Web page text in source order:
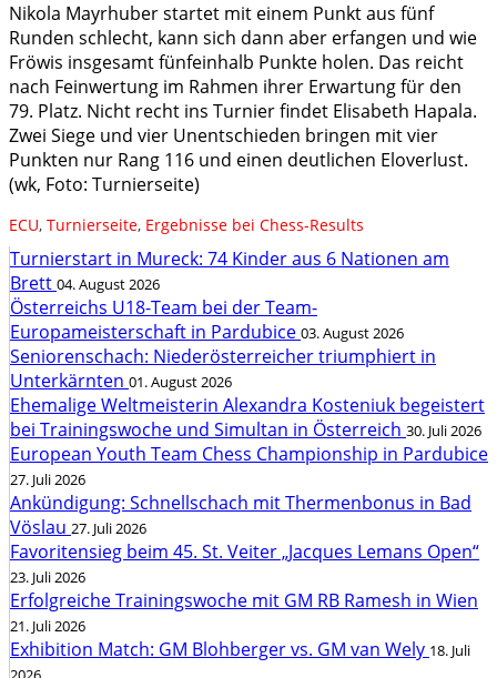
Nikola Mayrhuber startet mit einem Punkt aus fünf
Runden schlecht, kann sich dann aber erfangen und wie
Fröwis insgesamt fünfeinhalb Punkte holen. Das reicht
nach Feinwertung im Rahmen ihrer Erwartung für den
79. Platz. Nicht recht ins Turnier findet Elisabeth Hapala.
Zwei Siege und vier Unentschieden bringen mit vier
Punkten nur Rang 116 und einen deutlichen Eloverlust.
(wk, Foto: Turnierseite)
ECU, Turnierseite, Ergebnisse bei Chess-Results
Turnierstart in Mureck: 74 Kinder aus 6 Nationen am
Brett 04. August 2026
Österreichs U18-Team bei der Team-
Europameisterschaft in Pardubice 03. August 2026
Seniorenschach: Niederösterreicher triumphiert in
Unterkärnten 01. August 2026
Ehemalige Weltmeisterin Alexandra Kosteniuk begeistert
bei Trainingswoche und Simultan in Österreich 30. Juli 2026
European Youth Team Chess Championship in Pardubice
27. Juli 2026
Ankündigung: Schnellschach mit Thermenbonus in Bad
Vöslau 27. Juli 2026
Favoritensieg beim 45. St. Veiter „Jacques Lemans Open“
23. Juli 2026
Erfolgreiche Trainingswoche mit GM RB Ramesh in Wien
21. Juli 2026
Exhibition Match: GM Blohberger vs. GM van Wely 18. Juli